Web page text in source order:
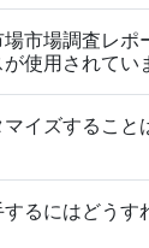
市場調査レポ
使用されてい
イズすること
るにはどうす